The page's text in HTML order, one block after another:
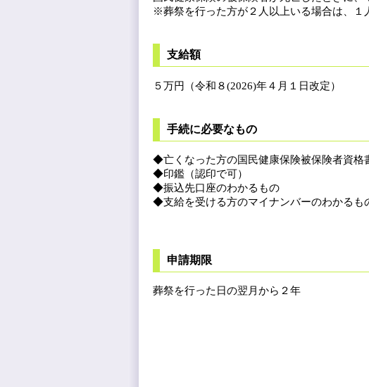
※葬祭を行った方が２人以上いる場合は、１
支給額
５万円（令和８(2026)年４月１日改定）
手続に必要なもの
◆亡くなった方の国民健康保険被保険者資格
◆印鑑（認印で可）
◆振込先口座のわかるもの
◆支給を受ける方のマイナンバーのわかるも
申請期限
葬祭を行った日の翌月から２年